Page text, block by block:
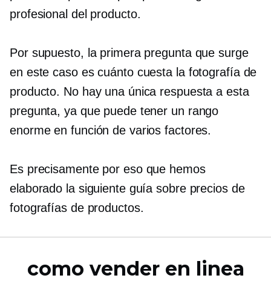
profesional del producto.
Por supuesto, la primera pregunta que surge
en este caso es cuánto cuesta la fotografía de
producto. No hay una única respuesta a esta
pregunta, ya que puede tener un rango
enorme en función de varios factores.
Es precisamente por eso que hemos
elaborado la siguiente guía sobre precios de
fotografías de productos.
como vender en linea